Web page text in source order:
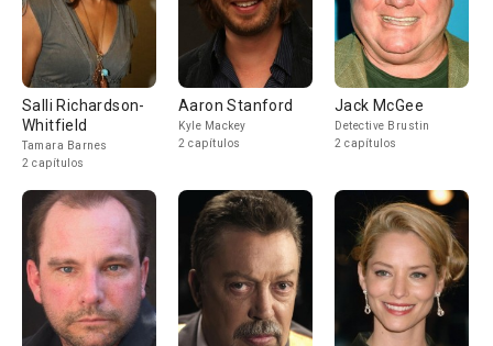
Salli Richardson-
Whitfield
Tamara Barnes
2 capítulos
Aaron Stanford
Kyle Mackey
2 capítulos
Jack McGee
Detective Brustin
2 capítulos